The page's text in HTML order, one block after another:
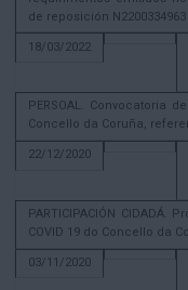
de reposición N2200334963
18/03/2022
PERSOAL. Convocatoria
Concello da Coruña,
22/12/2020
PARTICIPACIÓN
COVID 19 do Concello da
03/11/2020